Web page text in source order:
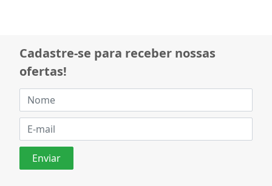
Cadastre-se para receber nossas
ofertas!